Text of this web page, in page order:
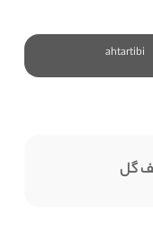
ahtartibi